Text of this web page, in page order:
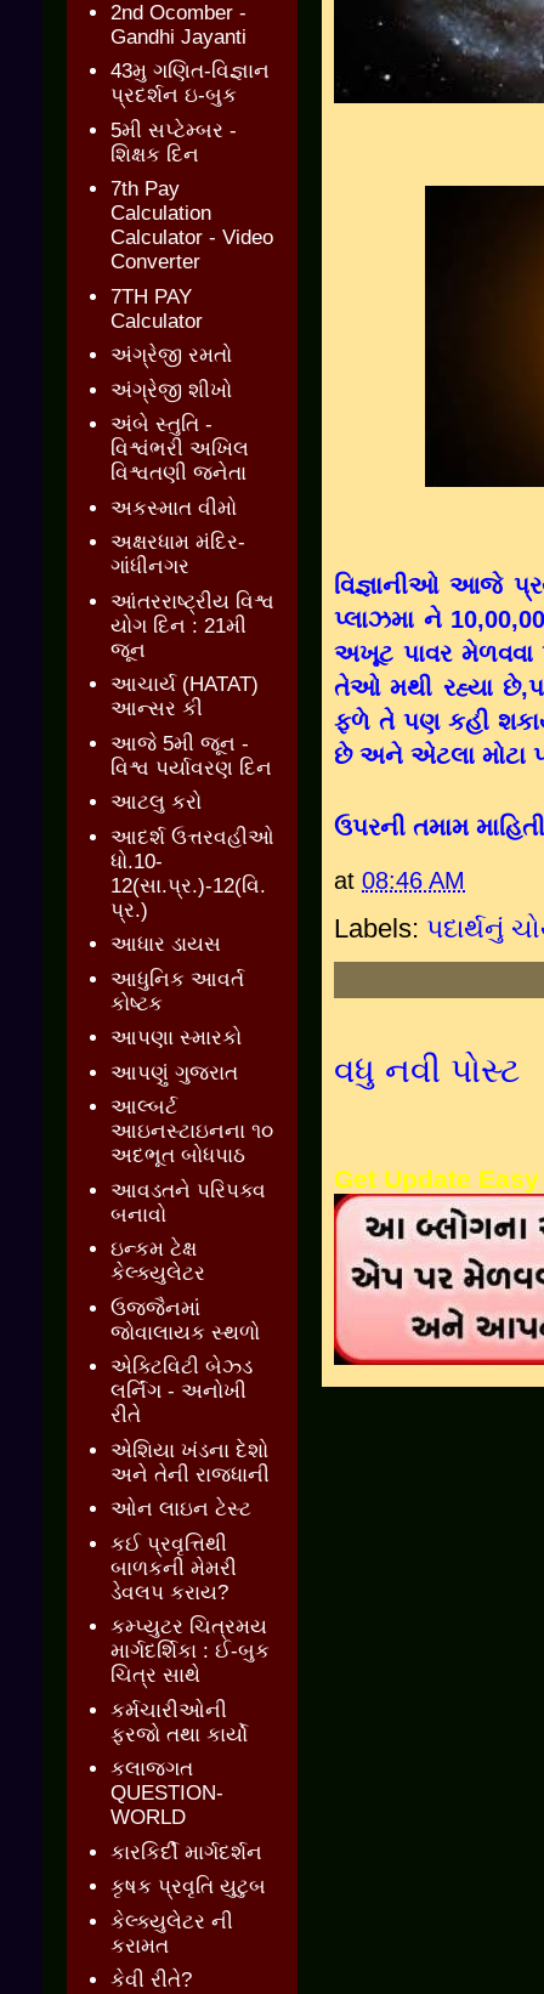
વિજ્ઞાનીઓ આજે
પ્લાઝમા ને
અખૂટ પાવર મેળવવા
તેઓ મથી રહ્યા
ફળે તે પણ કહી
છે અને એટલા મોટા
ઉપરની તમામ
at 08:46 AM
Labels: પદાર્થનું
વધુ નવી પોસ્ટ
Get Update Easy
2nd Ocomber -
Gandhi Jayanti
43મુ ગણિત-વિજ્ઞાન
પ્રદર્શન ઇ-બુક
5મી સપ્ટેમ્બર -
શિક્ષક દિન
7th Pay
Calculation
Calculator - Video
Converter
7TH PAY
Calculator
અંગ્રેજી રમતો
અંગ્રેજી શીખો
અંબે સ્તુતિ -
વિશ્વંભરી અખિલ
વિશ્વતણી જનેતા
અકસ્માત વીમો
અક્ષરધામ મંદિર-
ગાંધીનગર
આંતરરાષ્ટ્રીય વિશ્વ
યોગ દિન : 21મી
જૂન
આચાર્ય (HATAT)
આન્સર કી
આજે 5મી જૂન -
વિશ્વ પર્યાવરણ દિન
આટલુ કરો
આદર્શ ઉત્તરવહીઓ
ધો.10-
12(સા.પ્ર.)-12(વિ.
પ્ર.)
આધાર ડાયસ
આધુનિક આવર્ત
કોષ્ટક
આપણા સ્મારકો
આપણું ગુજરાત
આલ્બર્ટ
આઇનસ્ટાઇનના ૧૦
અદભૂત બોધપાઠ
આવડતને પરિપક્વ
બનાવો
ઇન્કમ ટેક્ષ
કેલ્ક્યુલેટર
ઉજ્જૈનમાં
જોવાલાયક સ્થળો
એક્ટિવિટી બેઝ્ડ
લર્નિંગ - અનોખી
રીતે
એશિયા ખંડના દેશો
અને તેની રાજધાની
ઓન લાઇન ટેસ્ટ
કઈ પ્રવૃત્તિથી
બાળકની મેમરી
ડેવલપ કરાય?
કમ્પ્યુટર ચિત્રમય
માર્ગદર્શિકા : ઈ-બુક
ચિત્ર સાથે
કર્મચારીઓની
ફરજો તથા કાર્યો
કલાજગત
QUESTION-
WORLD
કારકિર્દી માર્ગદર્શન
કૃષક પ્રવૃતિ યુટુબ
કેલ્ક્યુલેટર ની
કરામત
કેવી રીતે?